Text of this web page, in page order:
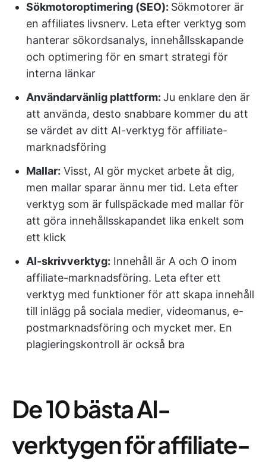
Sökmotoroptimering (SEO): Sökmotorer är
en affiliates livsnerv. Leta efter verktyg som
hanterar sökordsanalys, innehållsskapande
och optimering för en smart strategi för
interna länkar
Användarvänlig plattform: Ju enklare den är
att använda, desto snabbare kommer du att
se värdet av ditt AI-verktyg för affiliate-
marknadsföring
Mallar: Visst, AI gör mycket arbete åt dig,
men mallar sparar ännu mer tid. Leta efter
verktyg som är fullspäckade med mallar för
att göra innehållsskapandet lika enkelt som
ett klick
AI-skrivverktyg: Innehåll är A och O inom
affiliate-marknadsföring. Leta efter ett
verktyg med funktioner för att skapa innehåll
till inlägg på sociala medier, videomanus, e-
postmarknadsföring och mycket mer. En
plagieringskontroll är också bra
De 10 bästa AI-
verktygen för affiliate-